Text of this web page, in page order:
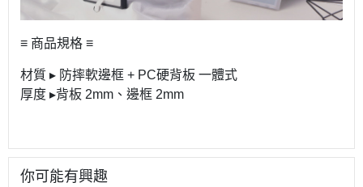
≡ 商品規格 ≡
材質 ▸ 防摔軟邊框 + PC硬背板 一體式
厚度 ▸背板 2mm、邊框 2mm
你可能有興趣